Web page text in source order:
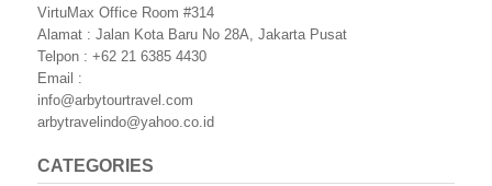
VirtuMax Office Room #314
Alamat : Jalan Kota Baru No 28A, Jakarta Pusat
Telpon : +62 21 6385 4430
Email :
info@arbytourtravel.com
arbytravelindo@yahoo.co.id
CATEGORIES